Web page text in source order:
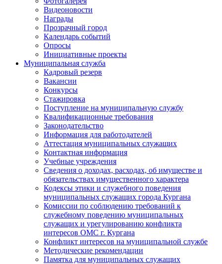
Видеоновости
Награды
Прозрачный город
Календарь событий
Опросы
Инициативные проекты
Муниципальная служба
Кадровый резерв
Вакансии
Конкурсы
Стажировка
Поступление на муниципальную службу
Квалификационные требования
Законодательство
Информация для работодателей
Аттестация муниципальных служащих
Контактная информация
Учебные учреждения
Сведения о доходах, расходах, об имуществе и
обязательствах имущественного характера
Кодексы этики и служебного поведения
муниципальных служащих города Кургана
Комиссии по соблюдению требований к
служебному поведению муниципальных
служащих и урегулированию конфликта
интересов ОМС г. Кургана
Конфликт интересов на муниципальной службе
Методические рекомендации
Памятка для муниципальных служащих